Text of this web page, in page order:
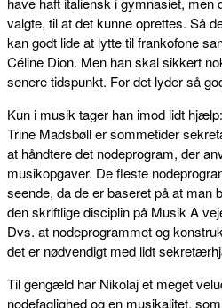
valgte, til at det kunne oprettes. Så
kan godt lide at lytte til frankofone
Céline Dion. Men han skal sikkert
senere tidspunkt. For det lyder så
Kun i musik tager han imod lidt
Trine Madsbøll er sommetider
at håndtere det nodeprogram, der
musikopgaver. De fleste
seende, da de er baseret på at man
den skriftlige disciplin på Musik A
Dvs. at nodeprogrammet og
det er nødvendigt med lidt
Til gengæld har Nikolaj et meget
nodefaglighed og en musikalitet,